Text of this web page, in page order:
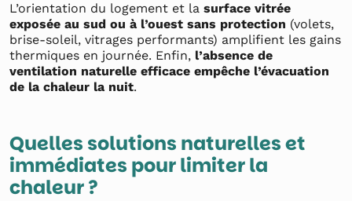
L’orientation du logement et la surface vitrée
exposée au sud ou à l’ouest sans protection (volets,
brise-soleil, vitrages performants) amplifient les gains
thermiques en journée. Enfin, l’absence de
ventilation naturelle efficace empêche l’évacuation
de la chaleur la nuit.
Quelles solutions naturelles et
immédiates pour limiter la
chaleur ?